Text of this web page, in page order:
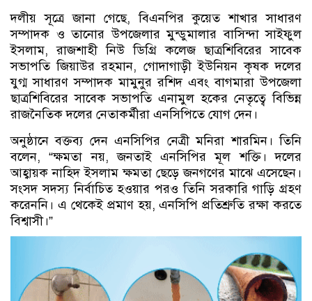
দলীয় সূত্রে জানা গেছে, বিএনপির কুয়েত শাখার সাধারণ
সম্পাদক ও তানোর উপজেলার মুন্ডুমালার বাসিন্দা সাইফুল
ইসলাম, রাজশাহী নিউ ডিগ্রি কলেজ ছাত্রশিবিরের সাবেক
সভাপতি জিয়াউর রহমান, গোদাগাড়ী ইউনিয়ন কৃষক দলের
যুগ্ম সাধারণ সম্পাদক মামুনুর রশিদ এবং বাগমারা উপজেলা
ছাত্রশিবিরের সাবেক সভাপতি এনামুল হকের নেতৃত্বে বিভিন্ন
রাজনৈতিক দলের নেতাকর্মীরা এনসিপিতে যোগ দেন।
অনুষ্ঠানে বক্তব্য দেন এনসিপির নেত্রী মনিরা শারমিন। তিনি
বলেন, “ক্ষমতা নয়, জনতাই এনসিপির মূল শক্তি। দলের
আহ্বায়ক নাহিদ ইসলাম ক্ষমতা ছেড়ে জনগণের মাঝে এসেছেন।
সংসদ সদস্য নির্বাচিত হওয়ার পরও তিনি সরকারি গাড়ি গ্রহণ
করেননি। এ থেকেই প্রমাণ হয়, এনসিপি প্রতিশ্রুতি রক্ষা করতে
বিশ্বাসী।”